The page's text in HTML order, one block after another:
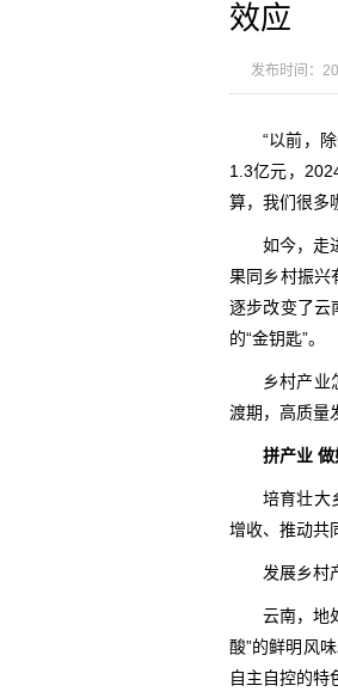
效应
发布时间：
“以前，
1.3亿元，
算，我们很多
如今，走
果同乡村振兴
逐步改变了云
的“金钥匙”。
乡村产业
渡期，高质量
拼产业
培育壮大
增收、推动共
发展乡村
云南，地
酸”的鲜明风
自主自控的特